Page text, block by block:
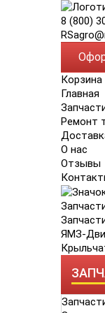
8 (800)
Корзина
Главная
Ремонт
О нас
Отзывы
ЯМЗ-